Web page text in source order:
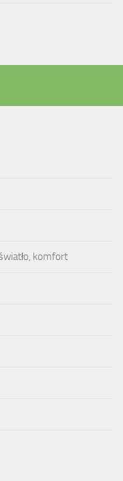
komfort